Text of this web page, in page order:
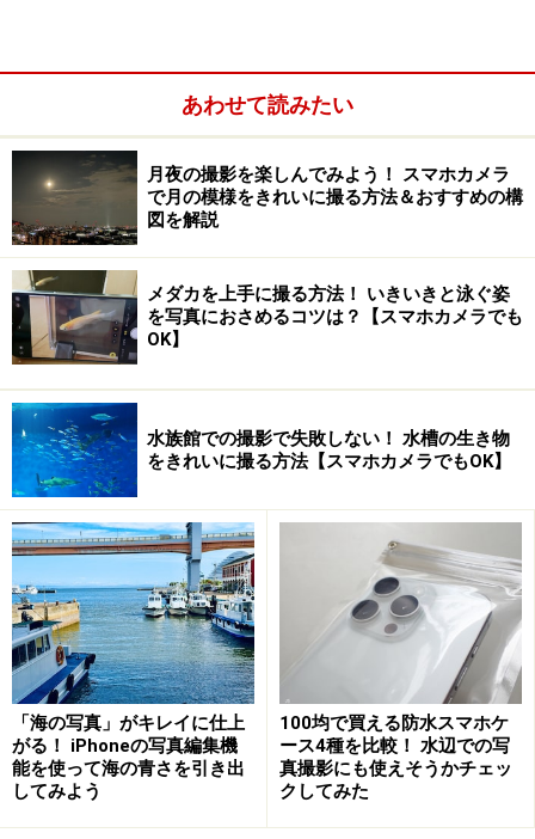
っているカメラの大きさや撮影場所に合わせて必要なも
のを揃えてください。
三脚を使って撮影するときに気をつけなければならない
ことがあります。それは、シャッターを押したときの衝
動でブレを起こさないようにすること。そのためにデジ
イチ(デジタル一眼レフカメラ)ならシャッターの延長コ
ードであるレリーズシャッターやリモコンシャッターを
使って撮影します。コンデジ(コンパクトデジタルカメ
ラ)の場合は、セルフタイマーを使うことでブレを生じさ
せなで撮影ができます
セルフタイマーには、2秒と10秒の二種類の設定時間が
設けられています。この2秒設定は、シャッターを押し
たときの衝動でブレを起こさせないように撮影するため
のいわばレリーズシャッターの代用として使用する目的
のものです。この2秒設定のセルフタイマーはイルミネ
ーションを撮るときには大変重宝します
のでぜひ使って
みてください。
そして、カメラの撮影モードもイルミネーション用に設
定し直します。お持ちのカメラのシーンモードの中にイ
あわせて読みたい
月夜の撮影を楽しんでみよう！ スマホカメラ
で月の模様をきれいに撮る方法＆おすすめの構
図を解説
メダカを上手に撮る方法！ いきいきと泳ぐ姿
を写真におさめるコツは？【スマホカメラでも
OK】
水族館での撮影で失敗しない！ 水槽の生き物
をきれいに撮る方法【スマホカメラでもOK】
「海の写真」がキレイに仕上
がる！ iPhoneの写真編集機
能を使って海の青さを引き出
してみよう
100均で買える防水スマホケ
ース4種を比較！ 水辺での写
真撮影にも使えそうかチェッ
クしてみた